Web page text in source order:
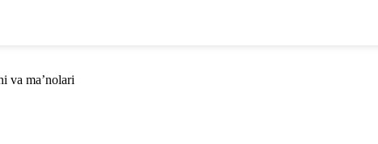
va ma’nolari